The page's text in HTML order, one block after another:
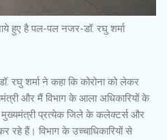
हुए है पल-पल नजर-डॉ. रघु शर्मा
रघु शर्मा ने कहा कि कोरोना को लेकर
और मैं विभाग के आला अधिकारियों के
प्रत्येक जिले के कलेक्टर्स और
रहे हैं। विभाग के उच्चाधिकारियों से